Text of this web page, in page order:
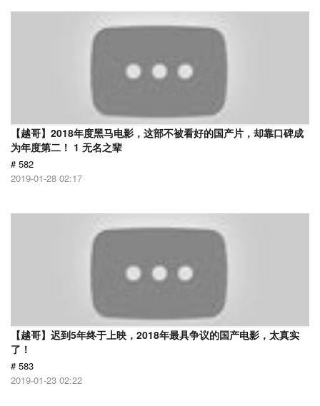
【越哥】2018年度黑马电影，这部不被看好的国产片，却靠口碑成
为年度第二！ 1 无名之辈
# 582
2019-01-28 02:17
【越哥】迟到5年终于上映，2018年最具争议的国产电影，太真实
了！
# 583
2019-01-23 02:22